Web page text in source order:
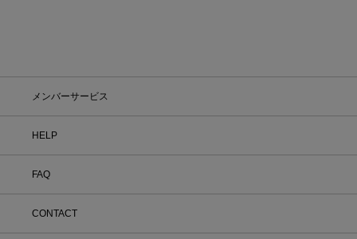
メンバーサービス
HELP
FAQ
CONTACT